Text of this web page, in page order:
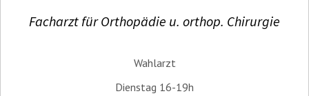
Facharzt für Orthopädie u. orthop. Chirurgie
Wahlarzt
Dienstag 16-19h